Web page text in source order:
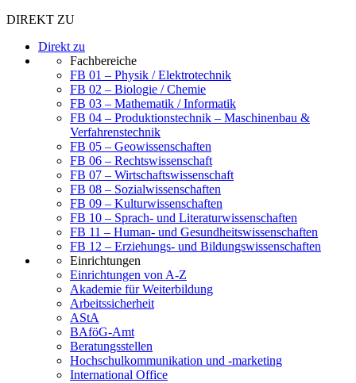
DIREKT ZU
Direkt zu
Fachbereiche
FB 01 – Physik / Elektrotechnik
FB 02 – Biologie / Chemie
FB 03 – Mathematik / Informatik
FB 04 – Produktionstechnik – Maschinenbau &
Verfahrenstechnik
FB 05 – Geowissenschaften
FB 06 – Rechtswissenschaft
FB 07 – Wirtschaftswissenschaft
FB 08 – Sozialwissenschaften
FB 09 – Kulturwissenschaften
FB 10 – Sprach- und Literaturwissenschaften
FB 11 – Human- und Gesundheitswissenschaften
FB 12 – Erziehungs- und Bildungswissenschaften
Einrichtungen
Einrichtungen von A-Z
Akademie für Weiterbildung
Arbeitssicherheit
AStA
BAföG-Amt
Beratungsstellen
Hochschulkommunikation und -marketing
International Office